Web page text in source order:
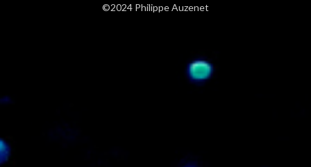
©2024 Philippe Auzenet